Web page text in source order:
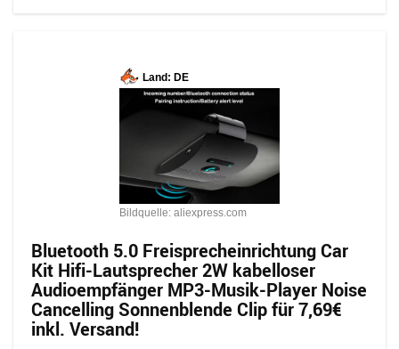
Land: DE
Bildquelle: aliexpress.com
Bluetooth 5.0 Freisprecheinrichtung Car
Kit Hifi-Lautsprecher 2W kabelloser
Audioempfänger MP3-Musik-Player Noise
Cancelling Sonnenblende Clip für 7,69€
inkl. Versand!